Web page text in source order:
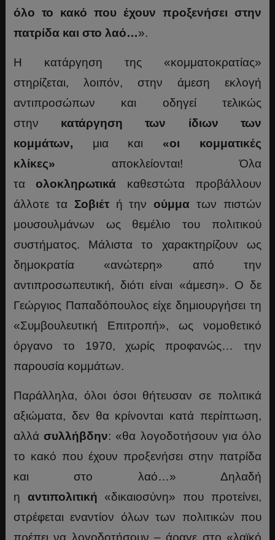
όλο το κακό που έχουν προξενήσει στην
πατρίδα και στο λαό…».
Η κατάργηση της «κομματοκρατίας»
στηρίζεται, λοιπόν, στην άμεση εκλογή
αντιπροσώπων και οδηγεί τελικώς
στην κατάργηση των ίδιων των
κομμάτων, μια και «οι κομματικές
κλίκες» αποκλείονται! Όλα
ταολοκληρωτικά καθεστώτα προβάλλουν
άλλοτε τα Σοβιέτ ή την ούμμα των πιστών
μουσουλμάνων ως θεμέλιο του πολιτικού
συστήματος. Μάλιστα το χαρακτηρίζουν ως
δημοκρατία «ανώτερη» από την
αντιπροσωπευτική, διότι είναι «άμεση». Ο δε
Γεώργιος Παπαδόπουλος είχε δημιουργήσει τη
«Συμβουλευτική Επιτροπή», ως νομοθετικό
όργανο το 1970, χωρίς προφανώς… την
παρουσία κομμάτων.
Παράλληλα, όλοι όσοι θήτευσαν σε πολιτικά
αξιώματα, δεν θα κρίνονται κατά περίπτωση,
αλλάσυλλήβδην: «θα λογοδοτήσουν για όλο
το κακό που έχουν προξενήσει στην πατρίδα
και στο λαό…» Δηλαδή
η αντιπολιτική «δικαιοσύνη» που προτείνει,
στρέφεται εναντίον όλων των πολιτικών που
πρέπει να λογοδοτήσουν – άραγε στο «λαϊκό